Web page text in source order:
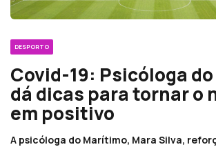
DESPORTO
Covid-19: Psicóloga
dá dicas para tornar o
em positivo
A psicóloga do Marítimo, Mara Silva,